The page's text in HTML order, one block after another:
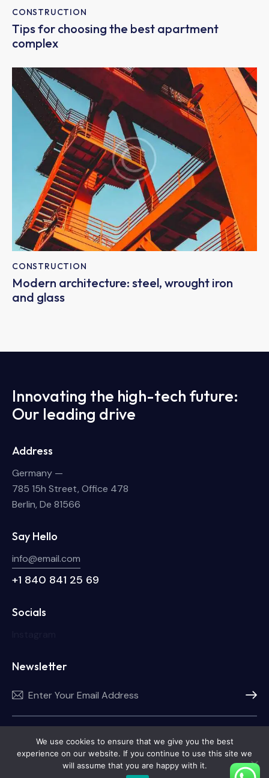
CONSTRUCTION
Tips for choosing the best apartment
complex
CONSTRUCTION
Modern architecture: steel, wrought iron
and glass
Innovating the high-tech future:
Our leading drive
Address
Germany —
785 15h Street, Office 478
Berlin, De 81566
Say Hello
info@email.com
+1 840 841 25 69
Socials
Newsletter
I agree to the Privacy Policy
We use cookies to ensure that we give you the best
experience on our website. If you continue to use this site we
will assume that you are happy with it.